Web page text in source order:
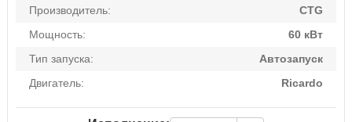
Производитель:
CTG
Мощность:
60 кВт
Тип запуска:
Автозапуск
Двигатель:
Ricardo